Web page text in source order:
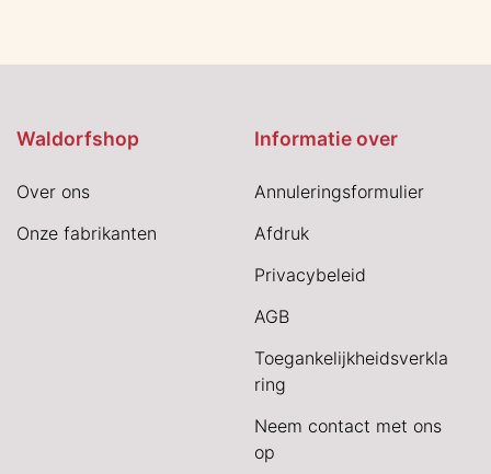
Waldorfshop
Over ons
Onze fabrikanten
Informatie over
Annuleringsformulier
Afdruk
Privacybeleid
AGB
Toegankelijkheidsverkla
ring
Neem contact met ons
op